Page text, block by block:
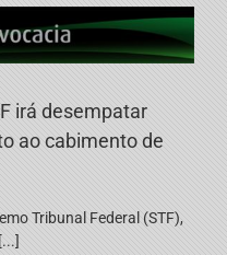
irá desempatar
ao cabimento de
Tribunal Federal (STF),